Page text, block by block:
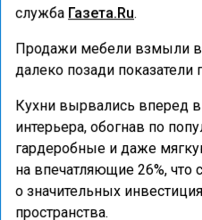
служба Газета.Ru.
Продажи мебели взмыли
далеко позади
Кухни вырвались вперед
интерьера, обогнав по
гардеробные и даже
на впечатляющие 26%, что
о значительных
пространства.